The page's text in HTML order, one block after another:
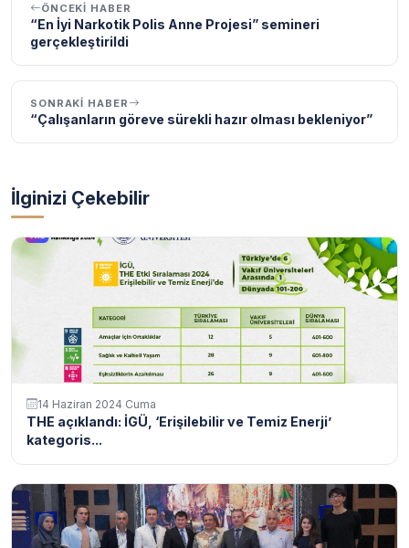
ÖNCEKI HABER
“En İyi Narkotik Polis Anne Projesi” semineri
gerçekleştirildi
SONRAKI HABER
“Çalışanların göreve sürekli hazır olması bekleniyor”
İlginizi Çekebilir
14 Haziran 2024 Cuma
THE açıklandı: İGÜ, ‘Erişilebilir ve Temiz Enerji’
kategoris...